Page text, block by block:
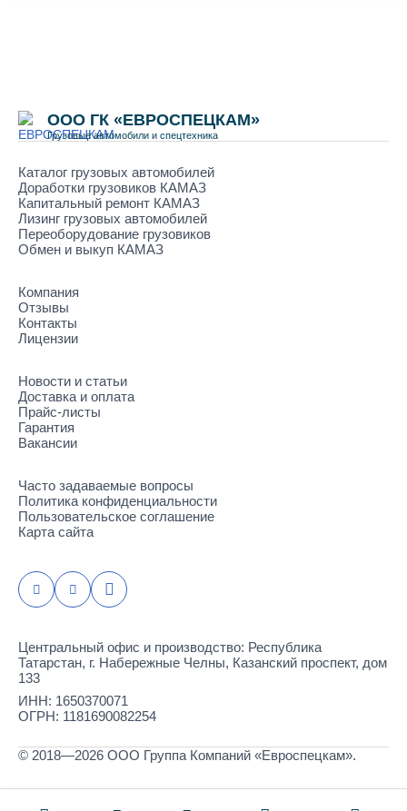
ООО ГК «ЕВРОСПЕЦКАМ»
Грузовые автомобили и спецтехника
Каталог грузовых автомобилей
Доработки грузовиков КАМАЗ
Капитальный ремонт КАМАЗ
Лизинг грузовых автомобилей
Переоборудование грузовиков
Обмен и выкуп КАМАЗ
Компания
Отзывы
Контакты
Лицензии
Новости и статьи
Доставка и оплата
Прайс-листы
Гарантия
Вакансии
Часто задаваемые вопросы
Политика конфиденциальности
Пользовательское соглашение
Карта сайта
Центральный офис и производство: Республика
Татарстан, г. Набережные Челны, Казанский проспект, дом
133
ИНН: 1650370071
ОГРН: 1181690082254
© 2018—2026 ООО Группа Компаний «Евроспецкам».